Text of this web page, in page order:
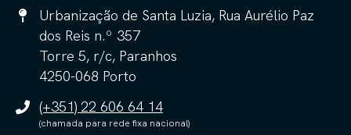
Urbanização de Santa Luzia, Rua Aurélio Paz
dos Reis n.º 357
Torre 5, r/c, Paranhos
4250-068 Porto
(+351) 22 606 64 14
(chamada para rede fixa nacional)